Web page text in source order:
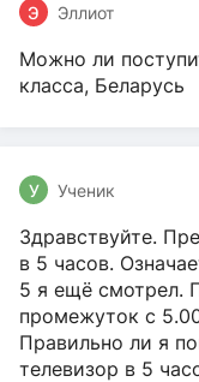
Э Эллиот
Можно ли
класса, Беларусь
У Ученик
Здравствуйте.
в 5 часов.
5 я ещё смотрел.
промежуток с
Правильно ли я
телевизор в 5